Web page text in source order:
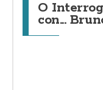
O
con...